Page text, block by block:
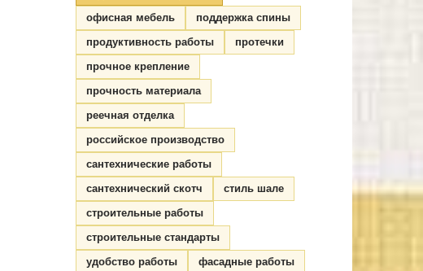
офисная мебель
поддержка спины
продуктивность работы
протечки
прочное крепление
прочность материала
реечная отделка
российское производство
сантехнические работы
сантехнический скотч
стиль шале
строительные работы
строительные стандарты
удобство работы
фасадные работы